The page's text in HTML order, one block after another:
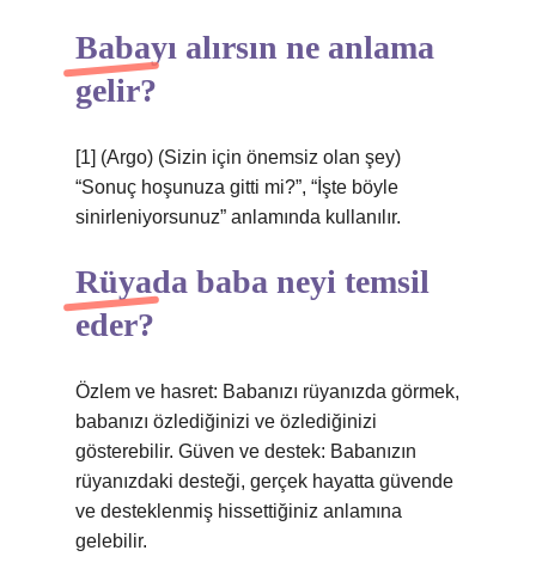
Babayı alırsın ne anlama
gelir?
[1] (Argo) (Sizin için önemsiz olan şey)
“Sonuç hoşunuza gitti mi?”, “İşte böyle
sinirleniyorsunuz” anlamında kullanılır.
Rüyada baba neyi temsil
eder?
Özlem ve hasret: Babanızı rüyanızda görmek,
babanızı özlediğinizi ve özlediğinizi
gösterebilir. Güven ve destek: Babanızın
rüyanızdaki desteği, gerçek hayatta güvende
ve desteklenmiş hissettiğiniz anlamına
gelebilir.